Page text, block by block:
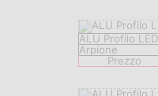
ALU Profilo
Arpione
Prezzo